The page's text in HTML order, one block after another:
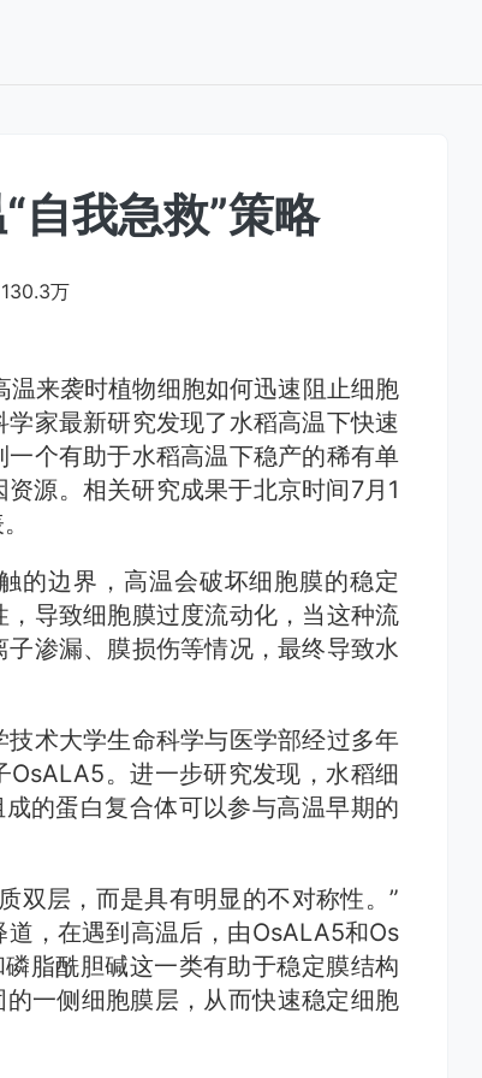
自我急救”策略
130.3万
来袭时植物细胞如何迅速阻止细胞
家最新研究发现了水稻高温下快速
个有助于水稻高温下稳产的稀有单
源。相关研究成果于北京时间7月1
的边界，高温会破坏细胞膜的稳定
导致细胞膜过度流动化，当这种流
渗漏、膜损伤等情况，最终导致水
术大学生命科学与医学部经过多年
。进一步研究发现，水稻细
的蛋白复合体可以参与高温早期的
双层，而是具有明显的不对称性。”
，在遇到高温后，由OsALA5和Os
脂酰胆碱这一类有助于稳定膜结构
一侧细胞膜层，从而快速稳定细胞